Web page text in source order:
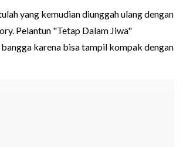
yang kemudian diunggah ulang dengan
Pelantun "Tetap Dalam Jiwa"
karena bisa tampil kompak dengan